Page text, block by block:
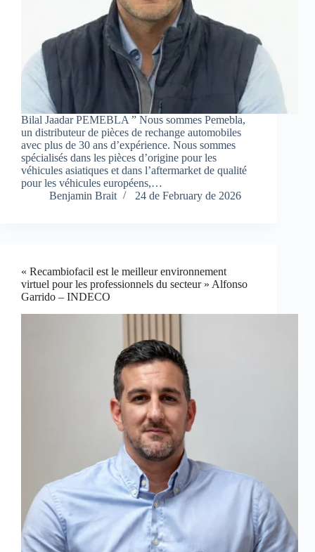
Bilal Jaadar PEMEBLA ” Nous sommes Pemebla,
un distributeur de pièces de rechange automobiles
avec plus de 30 ans d’expérience. Nous sommes
spécialisés dans les pièces d’origine pour les
véhicules asiatiques et dans l’aftermarket de qualité
pour les véhicules européens,…
Benjamin Brait
24 de February de 2026
« Recambiofacil est le meilleur environnement
virtuel pour les professionnels du secteur » Alfonso
Garrido – INDECO